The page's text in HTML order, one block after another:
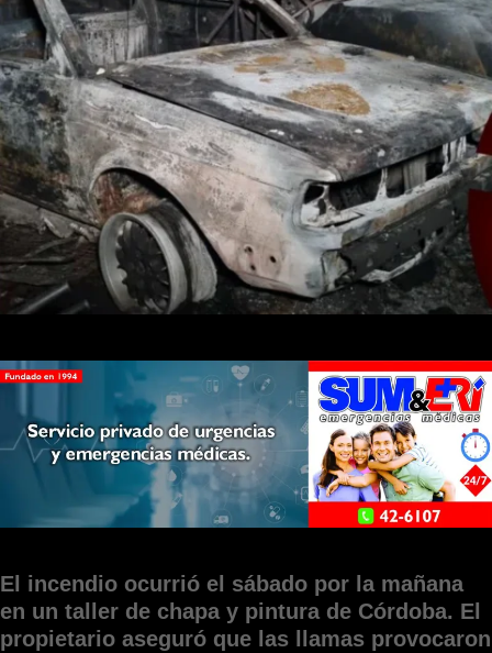
El incendio ocurrió el sábado por la mañana
en un taller de chapa y pintura de Córdoba. El
propietario aseguró que las llamas provocaron